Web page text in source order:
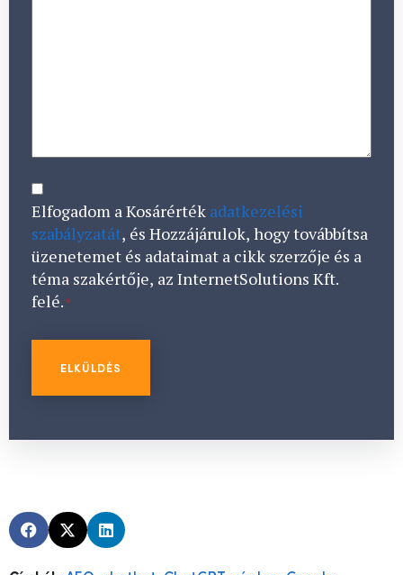
CONSENT
*
Elfogadom a Kosárérték adatkezelési
szabályzatát, és Hozzájárulok, hogy továbbítsa
üzenetemet és adataimat a cikk szerzője és a
téma szakértője, az InternetSolutions Kft.
felé. *